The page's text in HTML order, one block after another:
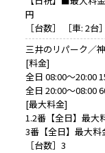
円
［台数］ ［車: 2台］
三井のリパーク／
[料金]
全日 08:00～20:00
全日 20:00～08:00
[最大料金]
1.2番【全日】最大
3番【全日】最大料
［台数］3